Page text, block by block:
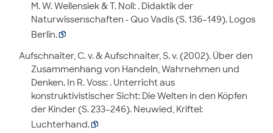
M. W. Wellensiek & T. Noll: . Didaktik der
Naturwissenschaften - Quo Vadis (S. 136–149). Logos
Berlin.
Aufschnaiter, C. v. & Aufschnaiter, S. v. (2002). Über den
Zusammenhang von Handeln, Wahrnehmen und
Denken. In R. Voss: . Unterricht aus
konstruktivistischer Sicht: Die Welten in den Köpfen
der Kinder (S. 233–246). Neuwied, Kriftel:
Luchterhand.